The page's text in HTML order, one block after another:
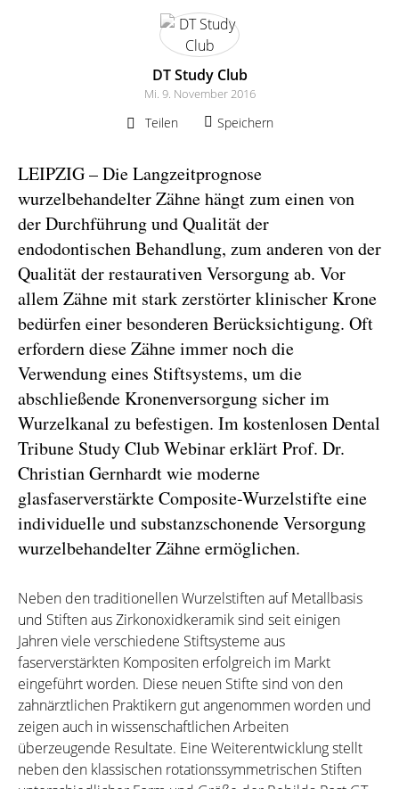
DT Study Club
Mi. 9. November 2016
Teilen Speichern
LEIPZIG – Die Langzeitprognose
wurzelbehandelter Zähne hängt zum einen von
der Durchführung und Qualität der
endodontischen Behandlung, zum anderen von der
Qualität der restaurativen Versorgung ab. Vor
allem Zähne mit stark zerstörter klinischer Krone
bedürfen einer besonderen Berücksichtigung. Oft
erfordern diese Zähne immer noch die
Verwendung eines Stiftsystems, um die
abschließende Kronenversorgung sicher im
Wurzelkanal zu befestigen. Im kostenlosen Dental
Tribune Study Club Webinar erklärt Prof. Dr.
Christian Gernhardt wie moderne
glasfaserverstärkte Composite-Wurzelstifte eine
individuelle und substanzschonende Versorgung
wurzelbehandelter Zähne ermöglichen.
Neben den traditionellen Wurzelstiften auf Metallbasis
und Stiften aus Zirkonoxidkeramik sind seit einigen
Jahren viele verschiedene Stiftsysteme aus
faserverstärkten Kompositen erfolgreich im Markt
eingeführt worden. Diese neuen Stifte sind von den
zahnärztlichen Praktikern gut angenommen worden und
zeigen auch in wissenschaftlichen Arbeiten
überzeugende Resultate. Eine Weiterentwicklung stellt
neben den klassischen rotationssymmetrischen Stiften